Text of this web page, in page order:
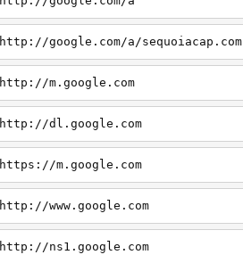
http://google.com/a/sequoiacap.com
http://m.google.com
http://dl.google.com
https://m.google.com
http://www.google.com
http://ns1.google.com